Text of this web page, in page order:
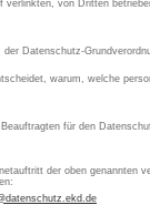
von Dritten
Datenschutz-
warum, welche
für den
der oben genannten